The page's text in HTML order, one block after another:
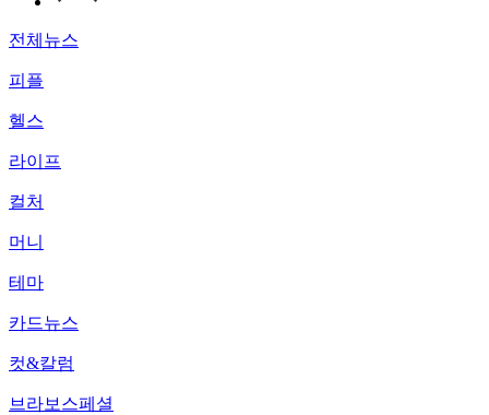
전체뉴스
피플
헬스
라이프
컬처
머니
테마
카드뉴스
컷&칼럼
브라보스페셜